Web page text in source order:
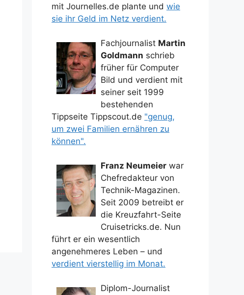
mit Journelles.de plante und wie
sie ihr Geld im Netz verdient.
Fachjournalist Martin
Goldmann schrieb
früher für Computer
Bild und verdient mit
seiner seit 1999
bestehenden
Tippseite Tippscout.de "genug,
um zwei Familien ernähren zu
können".
Franz Neumeier war
Chefredakteur von
Technik-Magazinen.
Seit 2009 betreibt er
die Kreuzfahrt-Seite
Cruisetricks.de. Nun
führt er ein wesentlich
angenehmeres Leben – und
verdient vierstellig im Monat.
Diplom-Journalist